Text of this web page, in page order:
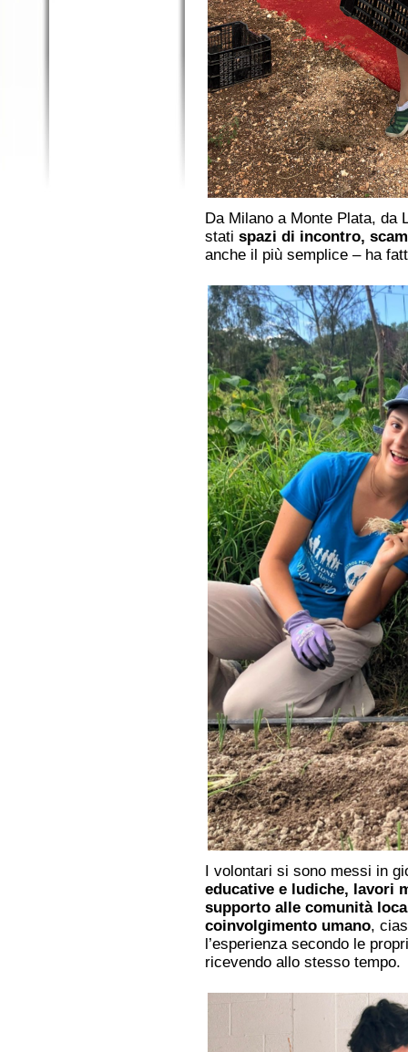
Da Milano a Monte Plata, da
stati spazi di incontro,
anche il più semplice – ha
I volontari si sono messi in
educative e ludiche, lavori
supporto alle comunità
coinvolgimento umano,
l’esperienza secondo le
ricevendo allo stesso tempo.